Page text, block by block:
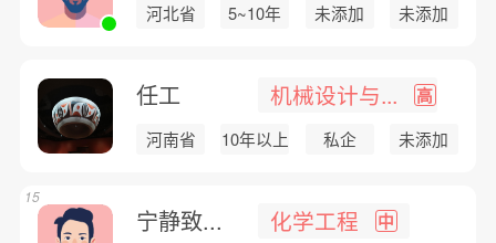
河北省 5~10年 未添加 未添加
任工 机械设计与... 高
河南省 10年以上 私企 未添加
宁静致... 化学工程 中
15